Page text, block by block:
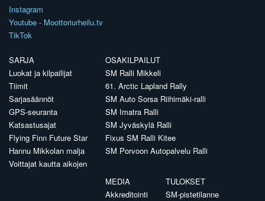
Instagram
Youtube - Moottoriurheilu.tv
TikTok
SARJA
Luokat ja kilpailijat
Tiimit
Sarjasäännöt
GPS-seuranta
Katsastusajat
Flying Finn Future Star
Hannu Mikkolan malja
Voittajat kautta aikojen
OSAKILPAILUT
SM Ralli Mikkeli
61. Arctic Lapland Rally
SM Auto Sorsa Riihimäki-ralli
SM Imatra Ralli
SM Jyväskylä Ralli
Fixus SM Ralli Kitee
SM Porvoon Autopalvelu Ralli
MEDIA
Akkreditointi
TULOKSET
SM-pistetilanne